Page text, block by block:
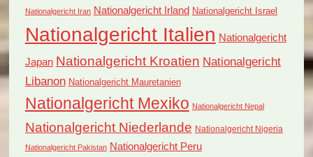
Nationalgericht Iran Nationalgericht Irland Nationalgericht Israel
Nationalgericht Italien Nationalgericht
Japan Nationalgericht Kroatien Nationalgericht
Libanon Nationalgericht Mauretanien
Nationalgericht Mexiko Nationalgericht Nepal
Nationalgericht Niederlande Nationalgericht Nigeria
Nationalgericht Pakistan Nationalgericht Peru